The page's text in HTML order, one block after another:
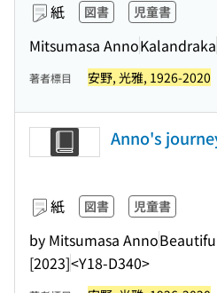
紙 図書 児童書
Mitsumasa AnnoKalandraka
著者標目 安野, 光雅, 1926-2020
Anno's
紙 図書 児童書
by Mitsumasa Anno
[2023]<Y18-D340>